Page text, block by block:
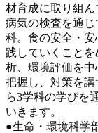
材育成に取り組ん
病気の検査を通
科。食の安全・
践していくこと
析、環境評価を
把握し、対策を
ら3学科の学びを
いきます。
●生命・環境科学